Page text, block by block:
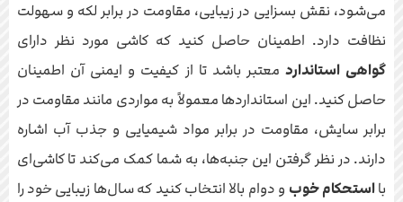
می‌شود، نقش بسزایی در زیبایی، مقاومت در برابر لکه و سهولت
نظافت دارد. اطمینان حاصل کنید که کاشی مورد نظر دارای
گواهی استانداردمعتبر باشد تا از کیفیت و ایمنی آن اطمینان
حاصل کنید. این استانداردها معمولاً به مواردی مانند مقاومت در
برابر سایش، مقاومت در برابر مواد شیمیایی و جذب آب اشاره
دارند. در نظر گرفتن این جنبه‌ها، به شما کمک می‌کند تا کاشی‌ای
بااستحکام خوب و دوام بالا انتخاب کنید که سال‌ها زیبایی خود را